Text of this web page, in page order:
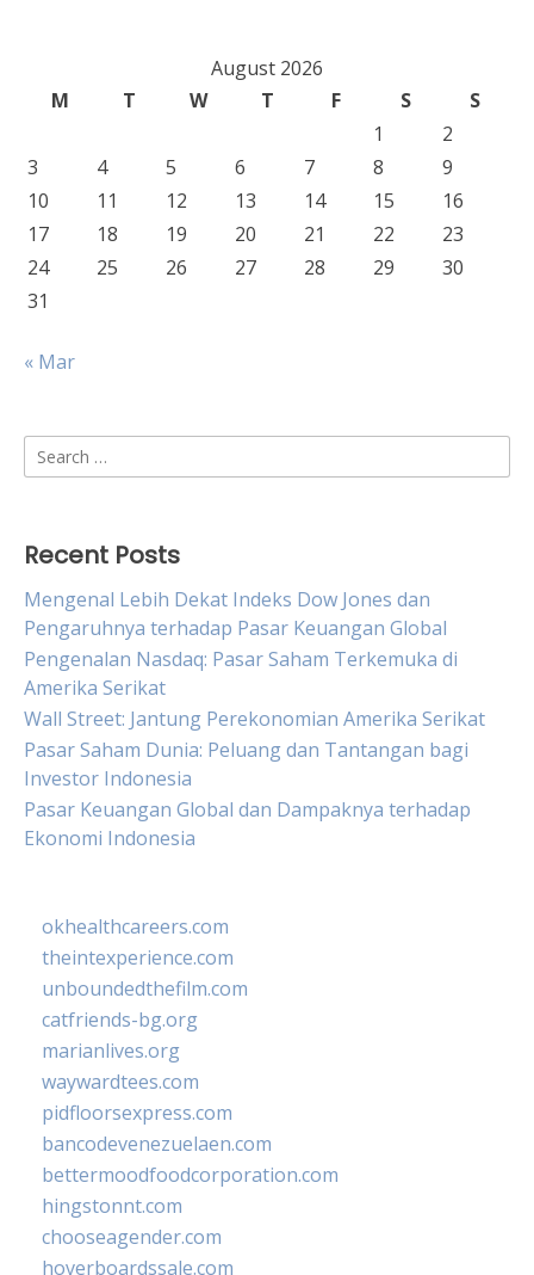
August 2026
M
T W T F S
S
1
2
3
4 5 6 7 8
9
10
11 12 13 14 15
16
17
18 19 20 21 22
23
24
25 26 27 28 29
30
31
« Mar
Search
for:
Recent Posts
Mengenal Lebih Dekat Indeks Dow Jones dan
Pengaruhnya terhadap Pasar Keuangan Global
Pengenalan Nasdaq: Pasar Saham Terkemuka di
Amerika Serikat
Wall Street: Jantung Perekonomian Amerika Serikat
Pasar Saham Dunia: Peluang dan Tantangan bagi
Investor Indonesia
Pasar Keuangan Global dan Dampaknya terhadap
Ekonomi Indonesia
okhealthcareers.com
theintexperience.com
unboundedthefilm.com
catfriends-bg.org
marianlives.org
waywardtees.com
pidfloorsexpress.com
bancodevenezuelaen.com
bettermoodfoodcorporation.com
hingstonnt.com
chooseagender.com
hoverboardssale.com